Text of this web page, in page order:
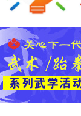
2024年“阳光下